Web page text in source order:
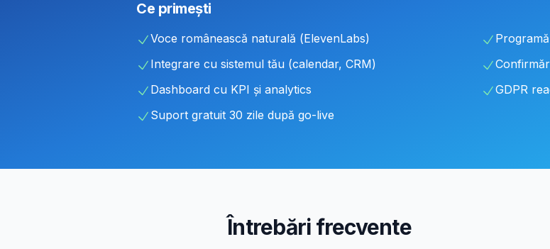
Ce primești
Voce românească naturală (ElevenLabs)
Integrare cu sistemul tău (calendar, CRM)
Dashboard cu KPI și analytics
GDPR
Suport gratuit 30 zile după go-live
Întrebări frecvente